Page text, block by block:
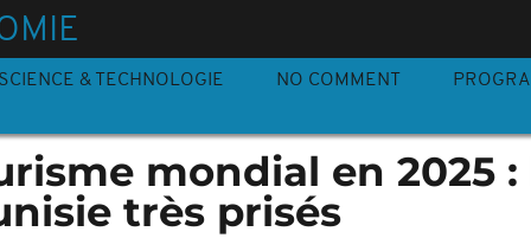
SCIENCE & TECHNOLOGIE NO COMMENT
mondial en 2025 :
très prisés